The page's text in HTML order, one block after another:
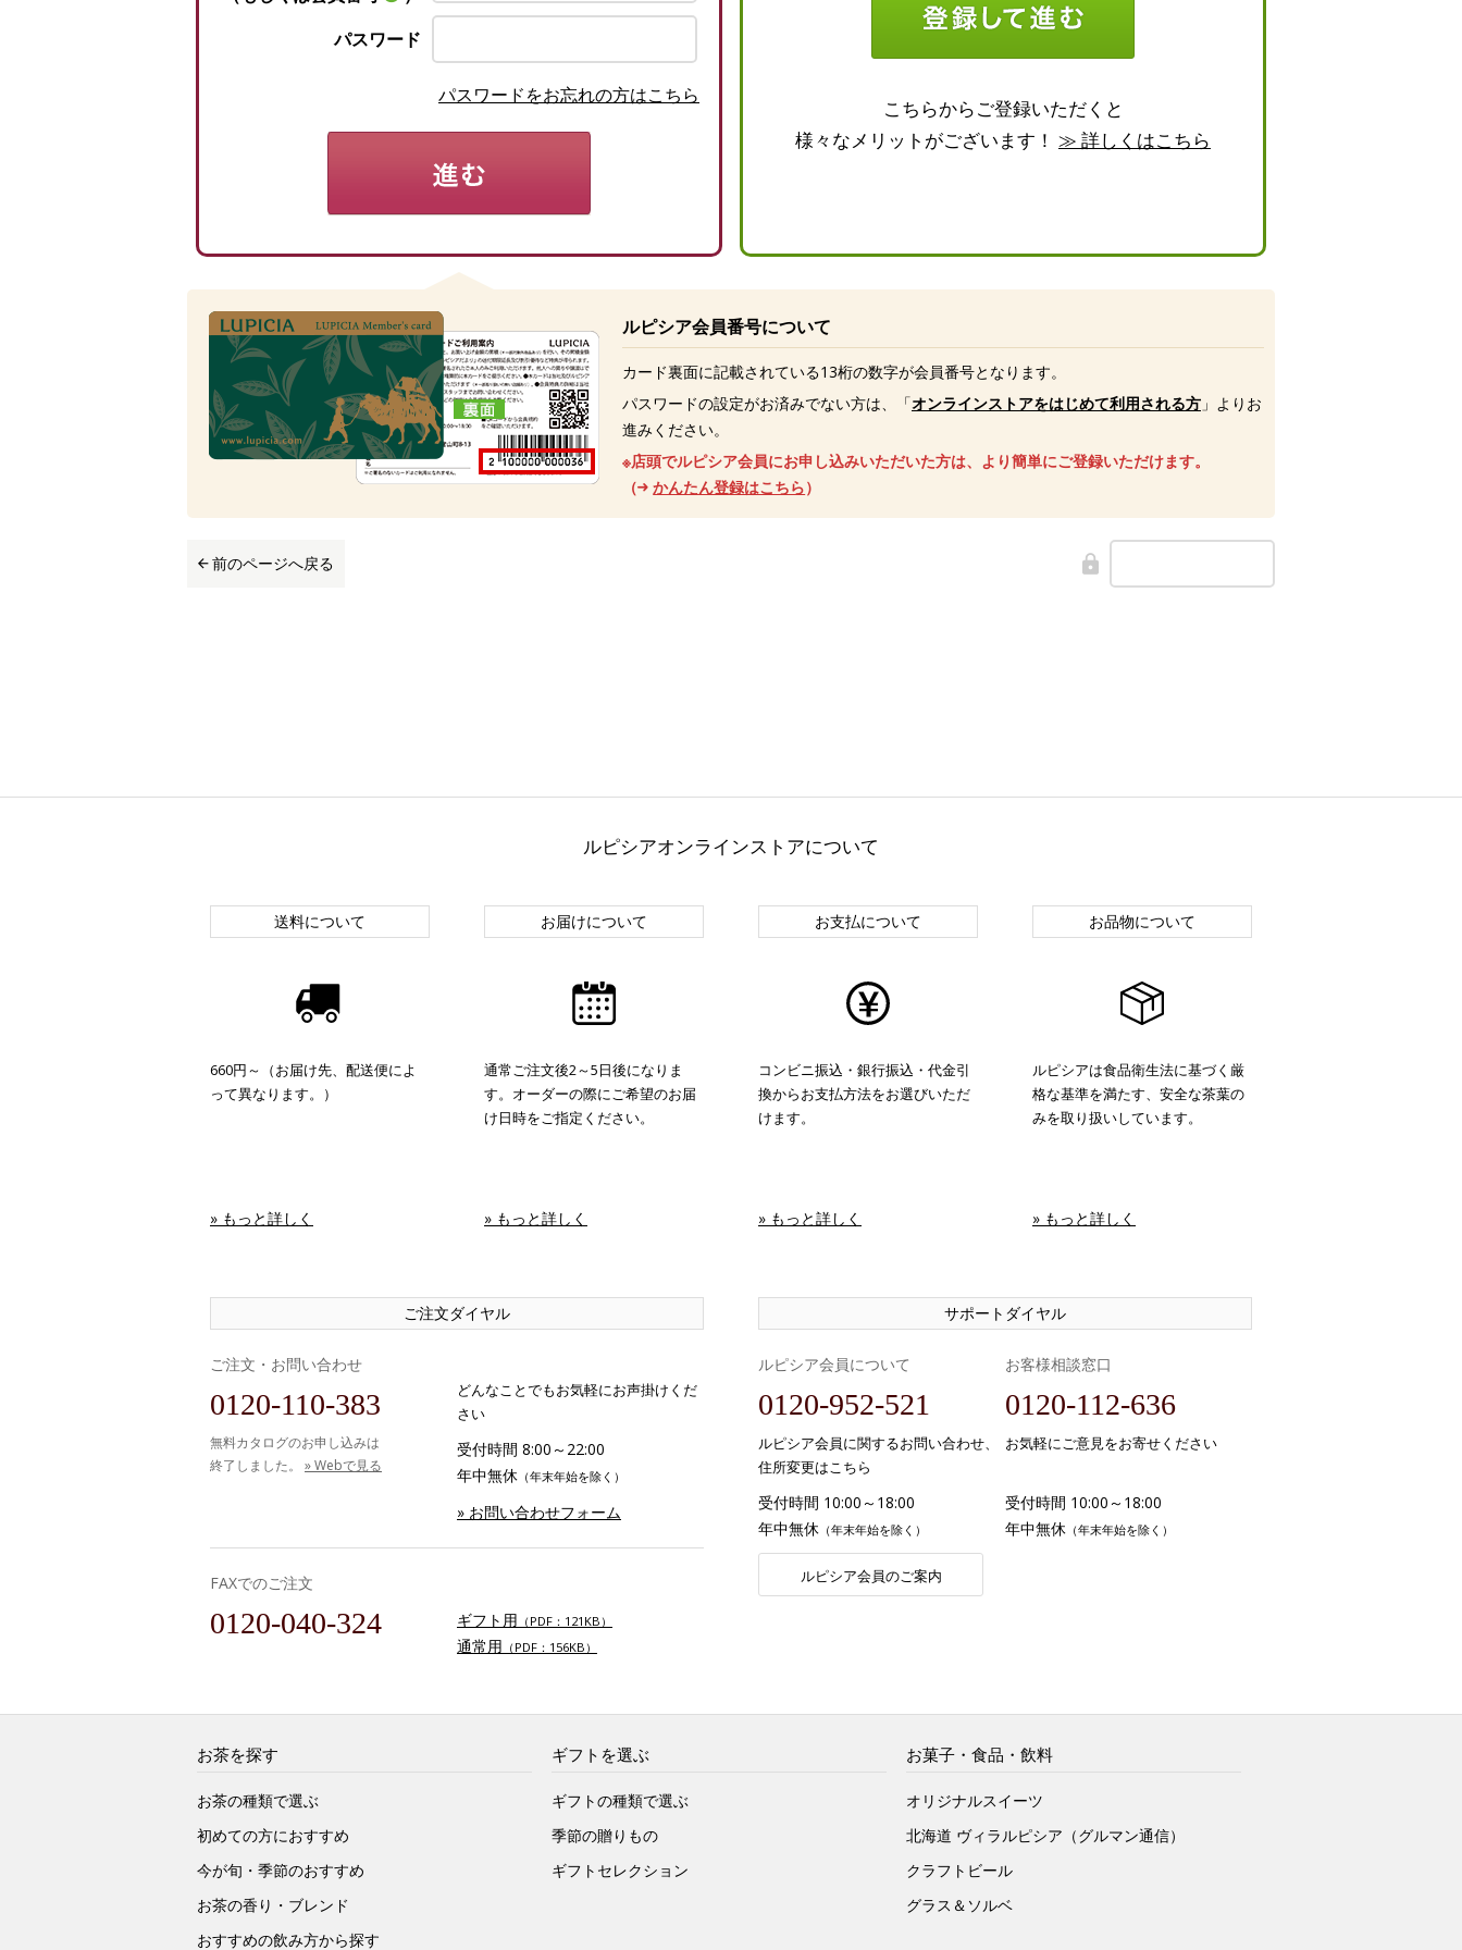
パスワード
パスワードをお忘れの方はこちら
こちらからご登録いただくと
様々なメリットがございます！ ≫ 詳しくはこちら
ルピシア会員番号について
カード裏面に記載されている13桁の数字が会員番号となります。
パスワードの設定がお済みでない方は、「オンラインストアをはじめて利用される方 」よりお
進みください。
※店頭でルピシア会員にお申し込みいただいた方は、より簡単にご登録いただけます。
（
かんたん登録はこちら）
前のページへ戻る
ルピシアオンラインストアについて
送料について
660円～（お届け先、配送便によ
って異なります。）
» もっと詳しく
お届けについて
通常ご注文後2～5日後になりま
す。オーダーの際にご希望のお届
け日時をご指定ください。
» もっと詳しく
お支払について
コンビニ振込・銀行振込・代金引
換からお支払方法をお選びいただ
けます。
» もっと詳しく
お品物について
ルピシアは食品衛生法に基づく厳
格な基準を満たす、安全な茶葉の
みを取り扱いしています。
» もっと詳しく
ご注文ダイヤル
ご注文・お問い合わせ
0120-110-383
無料カタログのお申し込みは
終了しました。 » Webで見る
どんなことでもお気軽にお声掛けくだ
さい
受付時間 8:00～22:00
年中無休 （年末年始を除く）
» お問い合わせフォーム
FAXでのご注文
0120-040-324 ギフト用 （PDF：121KB）
通常用 （PDF：156KB）
サポートダイヤル
ルピシア会員について
0120-952-521
ルピシア会員に関するお問い合わせ、
住所変更はこちら
受付時間 10:00～18:00
年中無休 （年末年始を除く）
ルピシア会員のご案内
お客様相談窓口
0120-112-636
お気軽にご意見をお寄せください
受付時間 10:00～18:00
年中無休 （年末年始を除く）
お茶を探す
お茶の種類で選ぶ
初めての方におすすめ
今が旬・季節のおすすめ
お茶の香り・ブレンド
おすすめの飲み方から探す
ギフトを選ぶ
ギフトの種類で選ぶ
季節の贈りもの
ギフトセレクション
お菓子・食品・飲料
オリジナルスイーツ
北海道 ヴィラルピシア（グルマン通信）
クラフトビール
グラス＆ソルベ